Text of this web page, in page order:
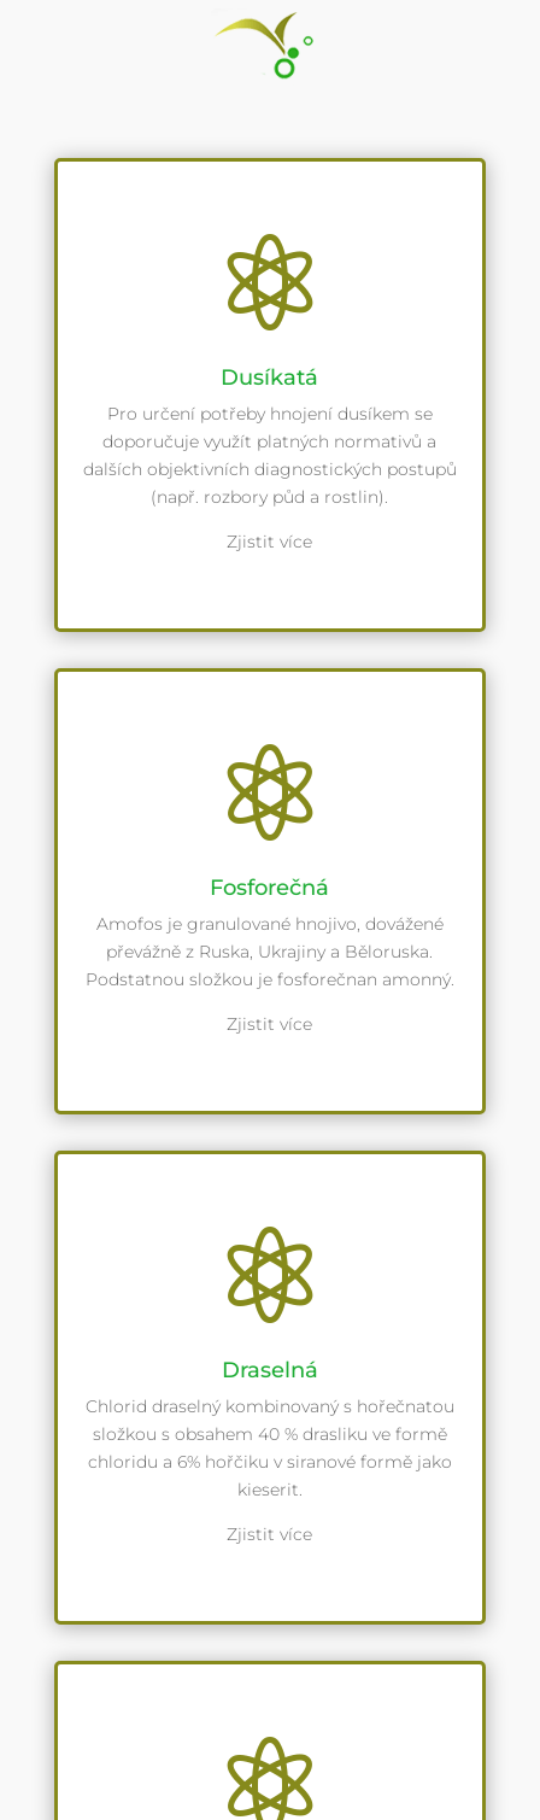

Dusíkatá
Pro určení potřeby hnojení dusíkem se
doporučuje využít platných normativů a
dalších objektivních diagnostických postupů
(např. rozbory půd a rostlin).
Zjistit více

Fosforečná
Amofos je granulované hnojivo, dovážené
převážně z Ruska, Ukrajiny a Běloruska.
Podstatnou složkou je fosforečnan amonný.
Zjistit více

Draselná
Chlorid draselný kombinovaný s hořečnatou
složkou s obsahem 40 % drasliku ve formě
chloridu a 6% hořčiku v siranové formě jako
kieserit.
Zjistit více
